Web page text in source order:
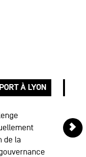
À LYON
de la